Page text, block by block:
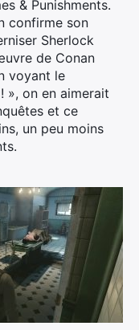
& Punishments.
confirme son
Sherlock
de Conan
voyant le
», on en aimerait
et ce
un peu moins